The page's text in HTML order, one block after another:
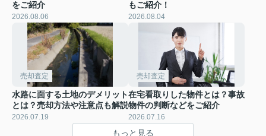
をご紹介
2026.08.06
もご紹介！
2026.08.04
売却査定
水路に面する土地のデメリット
とは？売却方法や注意点も解説
2026.07.19
売却査定
在宅看取りした物件とは？事故
物件の判断などをご紹介
2026.07.16
もっと見る